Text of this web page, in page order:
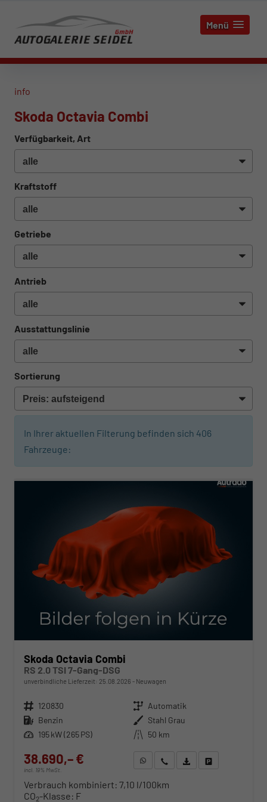
Menü
info
Skoda Octavia Combi
Verfügbarkeit, Art
Kraftstoff
Getriebe
Antrieb
Ausstattungslinie
Sortierung
In Ihrer aktuellen Filterung befinden sich 406
Fahrzeuge:
ab 393,– € mtl.
Skoda Octavia Combi
RS 2.0 TSI 7-Gang-DSG
unverbindliche Lieferzeit: 25.08.2026 Neuwagen
Fahrzeugnr. 120830 Getriebe Automatik
Kraftstoff Benzin Außenfarbe Stahl Grau
Leistung 195 kW (265 PS) Kilometerstand 50 km
38.690,– €
incl. 19% MwSt.
WhatsApp anfragen
Wir rufen Sie anFahrzeugexposé (PDF)
Verbrauch kombiniert: 7,10 l/100km
CO2-Klasse: F